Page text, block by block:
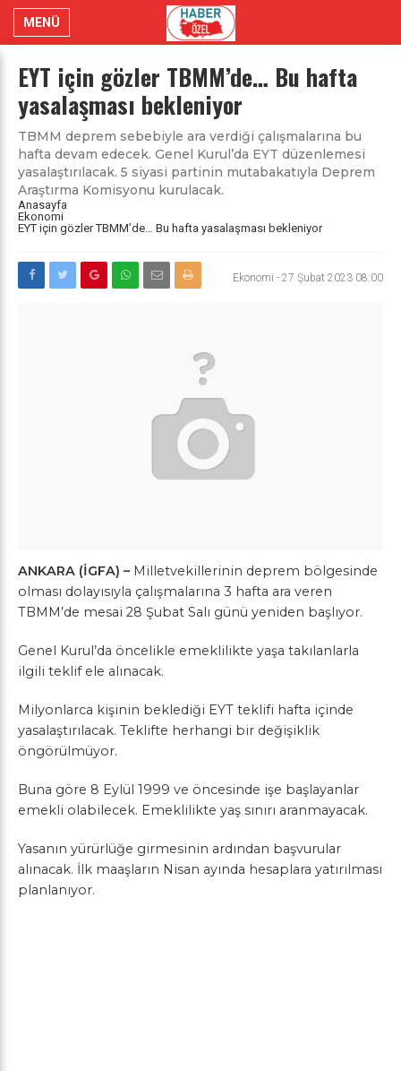
MENÜ
EYT için gözler TBMM’de… Bu hafta
yasalaşması bekleniyor
TBMM deprem sebebiyle ara verdiği çalışmalarına bu
hafta devam edecek. Genel Kurul’da EYT düzenlemesi
yasalaştırılacak. 5 siyasi partinin mutabakatıyla Deprem
Araştırma Komisyonu kurulacak.
Anasayfa
Ekonomi
EYT için gözler TBMM’de… Bu hafta yasalaşması bekleniyor
Ekonomi - 27 Şubat 2023 08:00
ANKARA (İGFA) – Milletvekillerinin deprem bölgesinde
olması dolayısıyla çalışmalarına 3 hafta ara veren
TBMM’de mesai 28 Şubat Salı günü yeniden başlıyor.
Genel Kurul’da öncelikle emeklilikte yaşa takılanlarla
ilgili teklif ele alınacak.
Milyonlarca kişinin beklediği EYT teklifi hafta içinde
yasalaştırılacak. Teklifte herhangi bir değişiklik
öngörülmüyor.
Buna göre 8 Eylül 1999 ve öncesinde işe başlayanlar
emekli olabilecek. Emeklilikte yaş sınırı aranmayacak.
Yasanın yürürlüğe girmesinin ardından başvurular
alınacak. İlk maaşların Nisan ayında hesaplara yatırılması
planlanıyor.